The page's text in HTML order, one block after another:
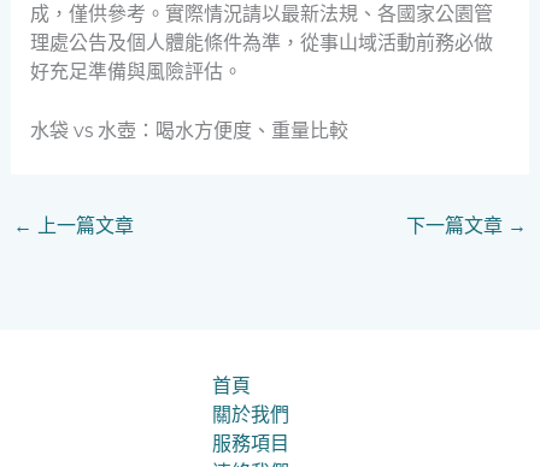
成，僅供參考。實際情況請以最新法規、各國家公園管
理處公告及個人體能條件為準，從事山域活動前務必做
好充足準備與風險評估。
水袋 vs 水壺：喝水方便度、重量比較
← 上一篇文章 下一篇文章 →
首頁
關於我們
服務項目